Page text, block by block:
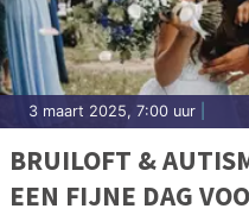
3 maart 2025, 7:00 uur
BRUILOFT &
EEN FIJNE DAG